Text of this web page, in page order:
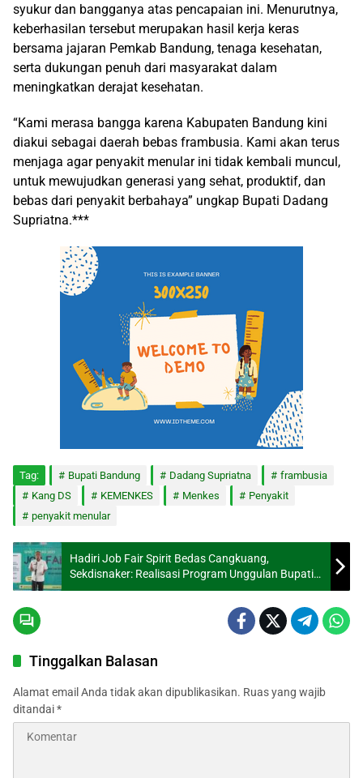
syukur dan bangganya atas pencapaian ini. Menurutnya,
keberhasilan tersebut merupakan hasil kerja keras
bersama jajaran Pemkab Bandung, tenaga kesehatan,
serta dukungan penuh dari masyarakat dalam
meningkatkan derajat kesehatan.
“Kami merasa bangga karena Kabupaten Bandung kini
diakui sebagai daerah bebas frambusia. Kami akan terus
menjaga agar penyakit menular ini tidak kembali muncul,
untuk mewujudkan generasi yang sehat, produktif, dan
bebas dari penyakit berbahaya” ungkap Bupati Dadang
Supriatna.***
Tag: Bupati Bandung Dadang Supriatna
frambusia
Kang DS
KEMENKES Menkes
Penyakit
penyakit menular
Hadiri Job Fair Spirit Bedas Cangkuang,
Sekdisnaker: Realisasi Program Unggulan Bupati
Bandung
Tinggalkan Balasan
Alamat email Anda tidak akan dipublikasikan. Ruas yang wajib
ditandai*